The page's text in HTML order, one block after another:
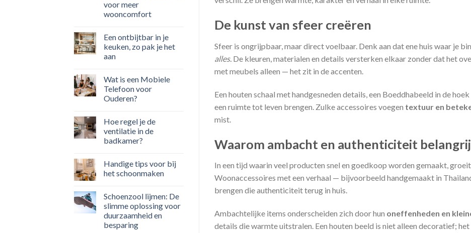
voor meer
wooncomfort
Een ontbijtbar in je
keuken, zo pak je het
aan
Wat is een Mobiele
Telefoon voor
Ouderen?
Hoe regel je de
ventilatie in de
badkamer?
Handige tips voor bij
het schoonmaken
Schoenzool lijmen: De
slimme oplossing voor
duurzaamheid en
besparing
De kunst van sfeer creëren
Sfeer is ongrijpbaar, maar direct voelbaar. Denk aan dat ene huis waar je
alles.De kleuren, materialen en details versterken elkaar zonder dat het
met meubels alleen — het zit in de accenten.
Een houten schaal met handgesneden details, een Boeddhabeeld in de
een ruimte tot leven brengen. Zulke accessoires voegen textuur en
mist.
Waarom ambacht en authenticiteit
In een tijd waarin veel producten snel en goedkoop worden gemaakt,
Woonaccessoires met een verhaal — bijvoorbeeld handgemaakt in
brengen die authenticiteit terug in huis.
Ambachtelijke items onderscheiden zich door hun oneffenheden en
details die warmte uitstralen. Een houten beeld is niet alleen decoratief;